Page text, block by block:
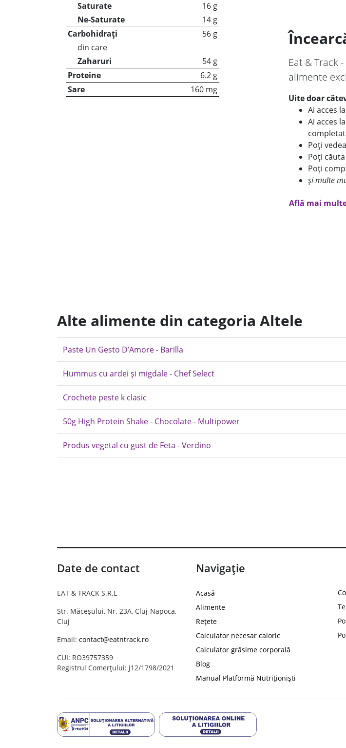
Saturate
16 g
Ne-Saturate
14 g
Carbohidrați
56 g
din care
Zaharuri
54 g
Proteine
6.2 g
Sare
160 mg
Eat & Track
alimente
Uite doar
Ai acces
Ai acces
Poți
Poți
Poți
și multe
Află mai
Alte alimente din categoria Altele
Paste Un Gesto D’Amore - Barilla
Hummus cu ardei și migdale - Chef Select
Crochete peste k clasic
50g High Protein Shake - Chocolate - Multipower
Produs vegetal cu gust de Feta - Verdino
Date de contact
EAT & TRACK S.R.L
Str. Măceșului, Nr. 23A, Cluj-Napoca,
Cluj
Email: contact@eatntrack.ro
CUI: RO39757359
Registrul Comerțului: J12/1798/2021
Navigație
Acasă
Alimente
Rețete
Calculator necesar caloric
Calculator grăsime corporală
Blog
Manual Platformă Nutriționiști